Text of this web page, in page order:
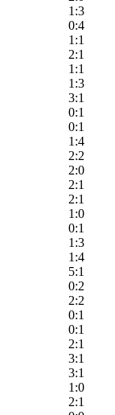
1:3
0:4
1:1
2:1
1:1
1:3
3:1
0:1
0:1
1:4
2:2
2:0
2:1
2:1
1:0
0:1
1:3
1:4
5:1
0:2
2:2
0:1
0:1
2:1
3:1
3:1
1:0
2:1